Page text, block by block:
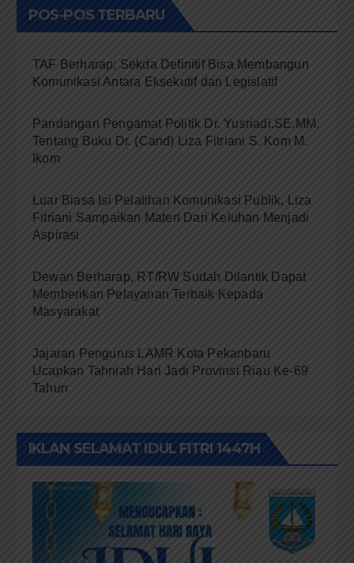
POS-POS TERBARU
TAF Berharap; Sekda Definitif Bisa Membangun
Komunikasi Antara Eksekutif dan Legislatif
Pandangan Pengamat Politik Dr. Yusriadi.SE.MM,
Tentang Buku Dr. (Cand) Liza Fitriani S. Kom M.
Ikom
Luar Biasa Isi Pelatihan Komunikasi Publik, Liza
Fitriani Sampaikan Materi Dari Keluhan Menjadi
Aspirasi
Dewan Berharap, RT/RW Sudah Dilantik Dapat
Memberikan Pelayanan Terbaik Kepada
Masyarakat
Jajaran Pengurus LAMR Kota Pekanbaru
Ucapkan Tahniah Hari Jadi Provinsi Riau Ke-69
Tahun
IKLAN SELAMAT IDUL FITRI 1447H